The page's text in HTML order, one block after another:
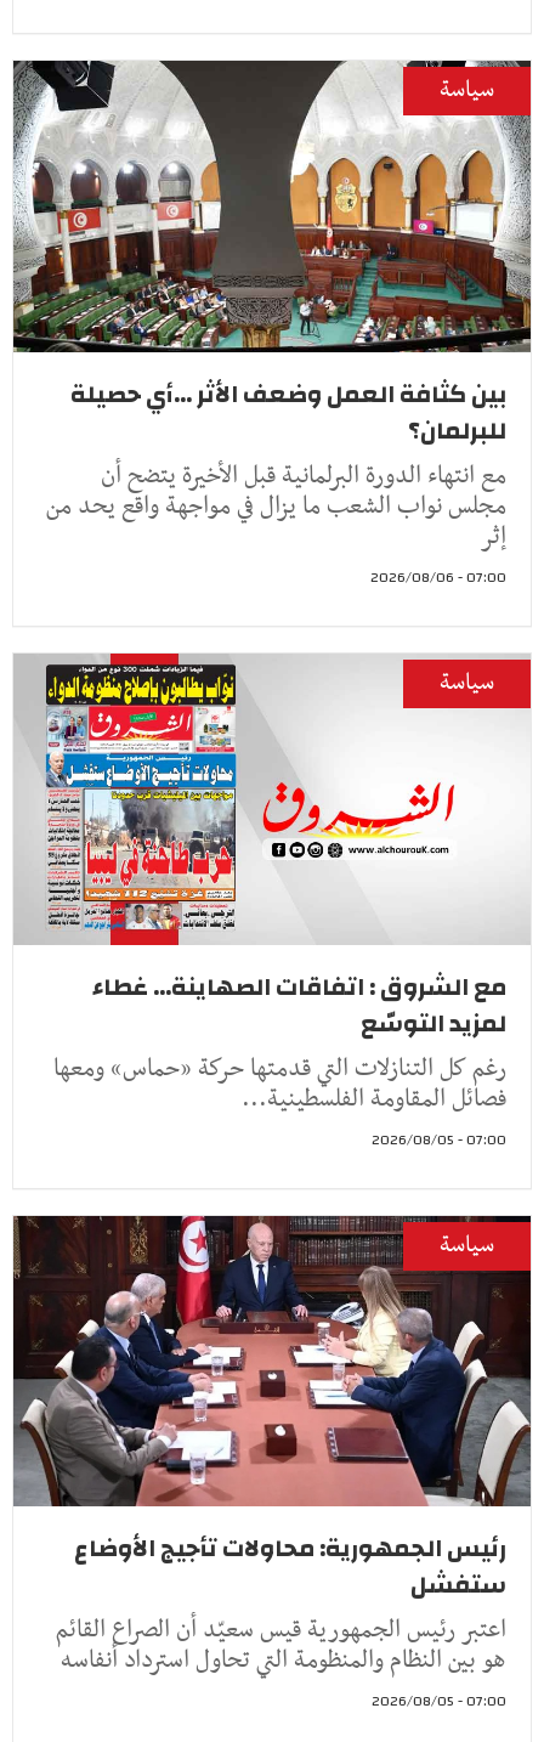
سياسة
بين كثافة العمل وضعف الأثر ...أي حصيلة
للبرلمان؟
مع انتهاء الدورة البرلمانية قبل الأخيرة يتضح أن
مجلس نواب الشعب ما يزال في مواجهة واقع يحد من
إثر
07:00 - 2026/08/06
سياسة
مع الشروق : اتفاقات الصهاينة... غطاء
لمزيد التوسّع
رغم كل التنازلات التي قدمتها حركة «حماس» ومعها
فصائل المقاومة الفلسطينية...
07:00 - 2026/08/05
سياسة
رئيس الجمهورية: محاولات تأجيج الأوضاع
ستفشل
اعتبر رئيس الجمهورية قيس سعيّد أن الصراع القائم
هو بين النظام والمنظومة التي تحاول استرداد أنفاسه
07:00 - 2026/08/05